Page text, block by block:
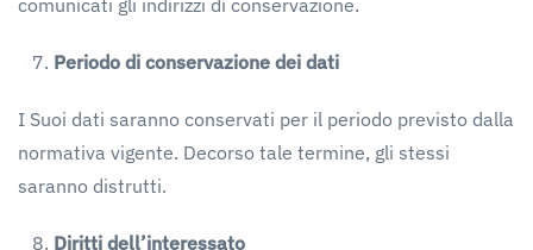
comunicati gli indirizzi di conservazione.
Periodo di conservazione dei dati
I Suoi dati saranno conservati per il periodo previsto dalla
normativa vigente. Decorso tale termine, gli stessi
saranno distrutti.
Diritti dell’interessato